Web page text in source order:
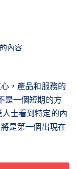
內容
，產品和服務的
是一個短期的方
士看到特定的內
是第一個出現在